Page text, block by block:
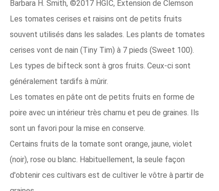
Barbara H. Smith, ©2017 HGIC, Extension de Clemson
Les tomates cerises et raisins ont de petits fruits
souvent utilisés dans les salades. Les plants de tomates
cerises vont de nain (Tiny Tim) à 7 pieds (Sweet 100).
Les types de bifteck sont à gros fruits. Ceux-ci sont
généralement tardifs à mûrir.
Les tomates en pâte ont de petits fruits en forme de
poire avec un intérieur très charnu et peu de graines. Ils
sont un favori pour la mise en conserve.
Certains fruits de la tomate sont orange, jaune, violet
(noir), rose ou blanc. Habituellement, la seule façon
d'obtenir ces cultivars est de cultiver le vôtre à partir de